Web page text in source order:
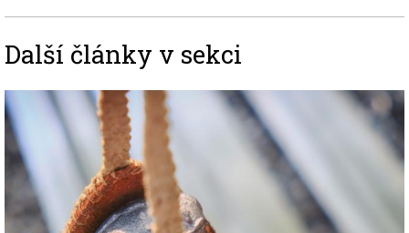
Další články v sekci
Image